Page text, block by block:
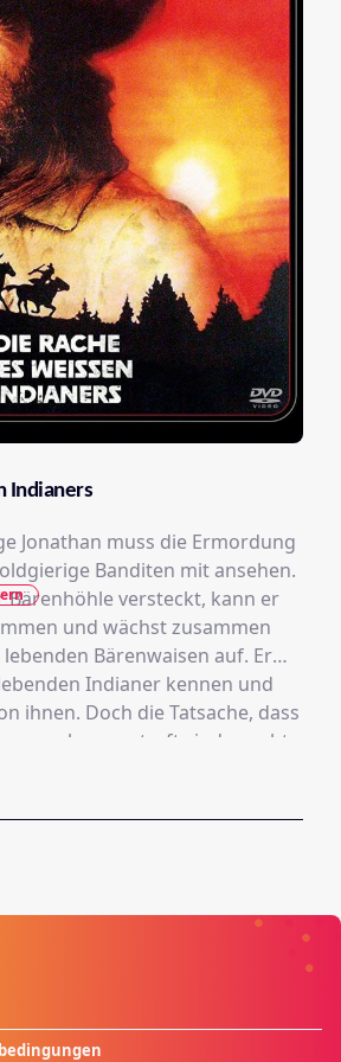
Indianers
Jonathan muss die Ermordung
Banditen mit ansehen.
Bärenhöhle versteckt, kann er
und wächst zusammen
Bärenwaisen auf. Er
Indianer kennen und
dass
noch ungestraft sind, macht
Fred Goodwin
Land der Ureinwohner Öl